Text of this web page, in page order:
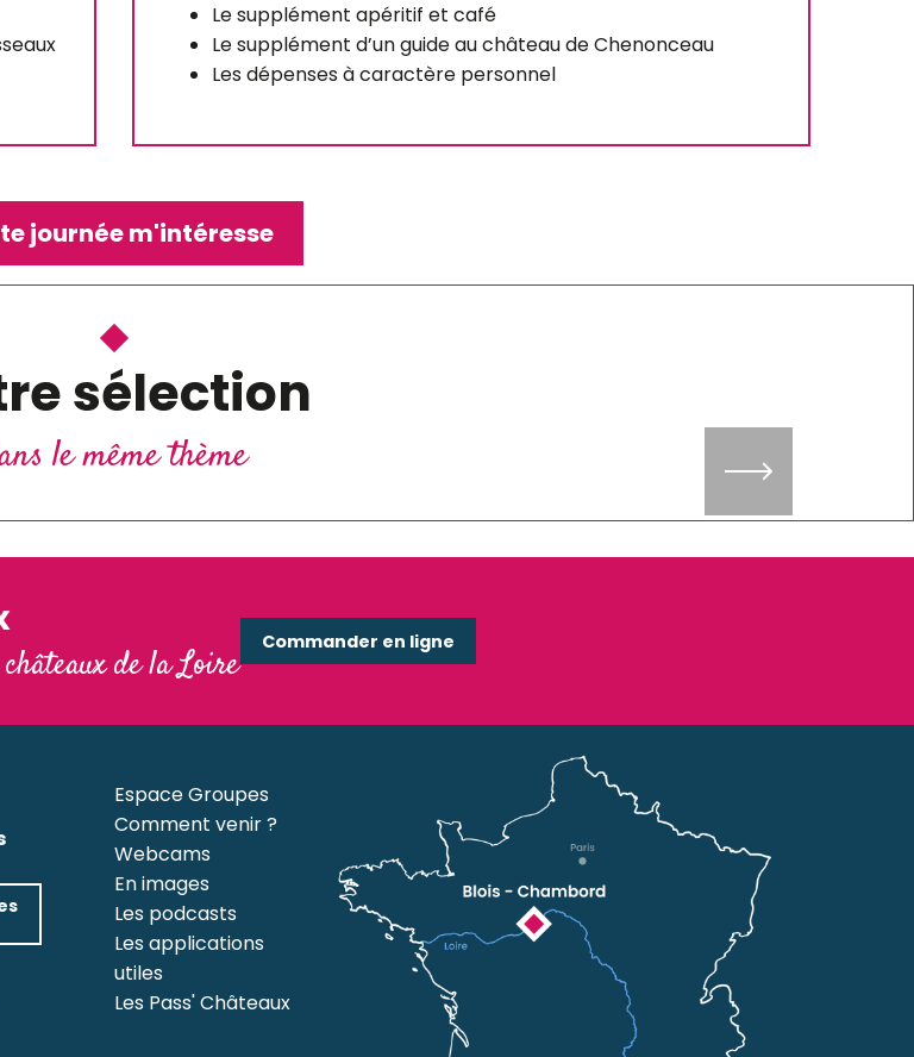
Le supplément apéritif et café
Le supplément d’un guide au château de Chenonceau
Les dépenses à caractère personnel
journée m'intéresse
sélection
le même thème
de la Loire
Commander en ligne
Espace Groupes
Comment venir ?
Webcams
En images
Les podcasts
Les applications
utiles
Les Pass' Châteaux